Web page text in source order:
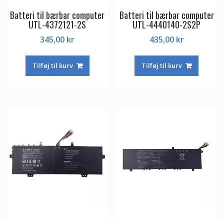
Batteri til bærbar computer
UTL-4372121-2S
345,00 kr
Tilføj til kurv
Batteri til bærbar computer
UTL-4440140-2S2P
435,00 kr
Tilføj til kurv